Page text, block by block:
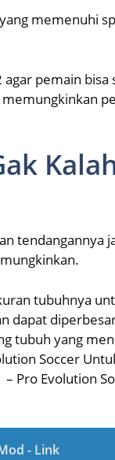
memenuhi
pemain bisa
tendangannya
tubuhnya
dapat
tubuh yang
Soccer
Pro Evolution
- Link